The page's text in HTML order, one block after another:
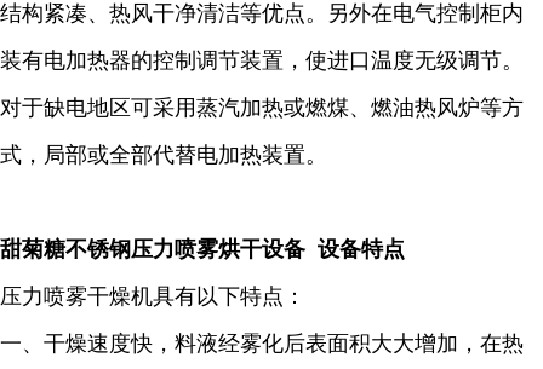
结构紧凑、热风干净清洁等优点。另外在电气控制柜内
装有电加热器的控制调节装置，使进口温度无级调节。
对于缺电地区可采用蒸汽加热或燃煤、燃油热风炉等方
式，局部或全部代替电加热装置。
甜菊糖不锈钢压力喷雾烘干设备 设备特点
压力喷雾干燥机具有以下特点：
一、干燥速度快，料液经雾化后表面积大大增加，在热